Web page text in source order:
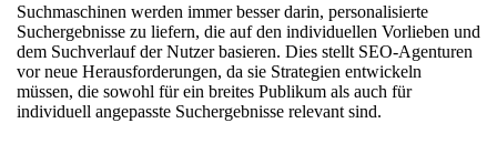
Suchmaschinen werden immer besser darin, personalisierte
Suchergebnisse zu liefern, die auf den individuellen Vorlieben und
dem Suchverlauf der Nutzer basieren. Dies stellt SEO-Agenturen
vor neue Herausforderungen, da sie Strategien entwickeln
müssen, die sowohl für ein breites Publikum als auch für
individuell angepasste Suchergebnisse relevant sind.